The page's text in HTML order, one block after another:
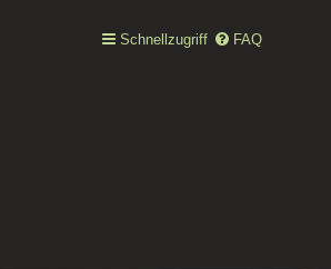
Schnellzugriff FAQ